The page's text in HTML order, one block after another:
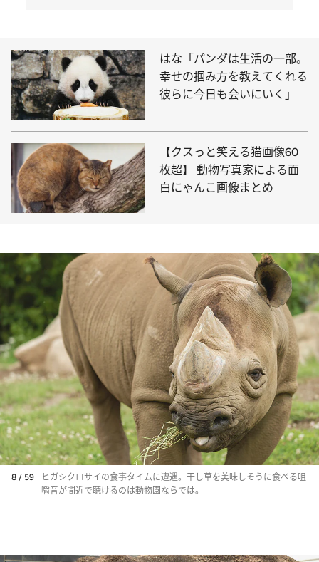
はな「パンダは生活の一部。
幸せの掴み方を教えてくれる
彼らに今日も会いにいく」
【クスっと笑える猫画像60
枚超】 動物写真家による面
白にゃんこ画像まとめ
8 / 59
ヒガシクロサイの食事タイムに遭遇。干し草を美味しそうに食べる咀
嚼音が間近で聴けるのは動物園ならでは。